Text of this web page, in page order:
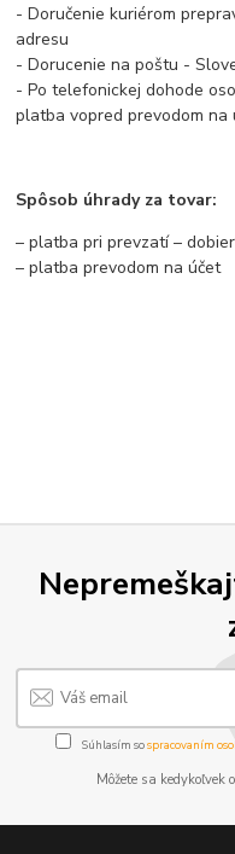
- Doručenie kuriérom
adresu
- Dorucenie na poštu -
- Po telefonickej dohode
platba vopred prevodom na
Spôsob úhrady za tovar:
– platba pri prevzatí –
– platba prevodom na účet
Súhlasím sospracovaním
Môžete sa